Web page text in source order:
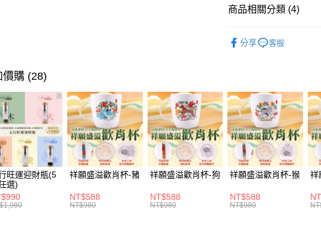
【大哥付你分期使用說明】
流程，驗證手機門號後，
4.訂單成立30分鐘內，如
無法說明評估內容。
【繳款方式說明】
1.分期款項不併入電信帳單
醒簡訊。
2.透過簡訊連結打開帳單後
帳／街口支付／iPASS
【注意事項】
用戶於交易時，得透過本
款買賣價金債權讓與本公司
貨到付款
付款後全家取貨(訂單門
每筆NT$120，滿
付款後萊爾富取貨(訂單
每筆NT$120，滿
每筆NT$120，滿
商品相關分類 (4)
全站商品
分享 客服
價購 (28)
旺運迎財瓶(5
選)
祥願盛溢歡肖杯-豬
NT$588
NT$980
祥願盛溢歡肖杯-狗
NT$588
NT$980
祥願盛溢歡肖杯-猴
NT$588
NT$980
祥